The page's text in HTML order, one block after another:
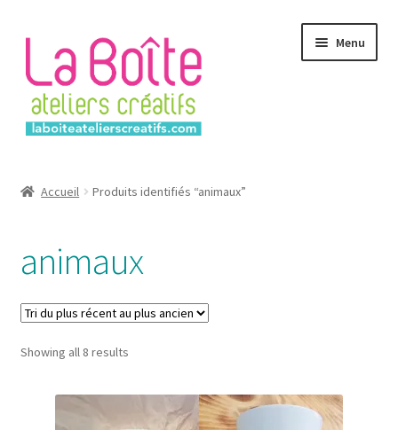
la
navigation
contenu
Menu
Login
Password Reset
Register
Solde de la carte-cadeau
Accueil Produits identifiés “animaux”
animaux
Showing all 8 resultsSorted